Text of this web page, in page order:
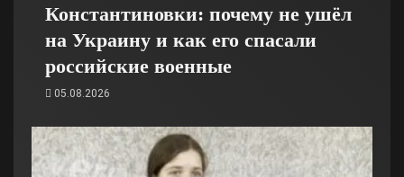
Константиновки: почему не ушёл
на Украину и как его спасали
российские военные
05.08.2026